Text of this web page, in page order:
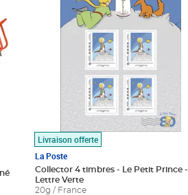
Livraison offerte
La Poste
Collector 4 timbres - Le Petit Prince -
Lettre Verte
20g / France